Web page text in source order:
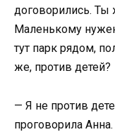
договорились. Ты
Маленькому
тут парк рядом,
же, против детей?
— Я не против
проговорила